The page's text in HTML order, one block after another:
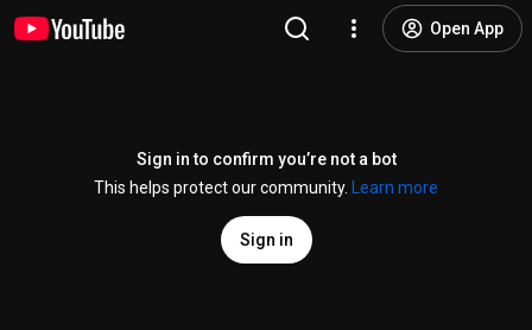
Open App
Sign in to confirm you’re not a bot
This helps protect our community.
Learn more
Sign in